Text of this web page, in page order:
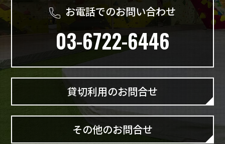
お電話でのお問い合わせ
03-6722-6446
貸切利用のお問合せ
その他のお問合せ